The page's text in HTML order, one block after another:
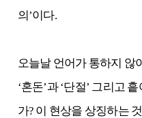
의’이다.
오늘날 언어가 통하지 않
‘혼돈’과 ‘단절’ 그리고
가? 이 현상을 상징하는